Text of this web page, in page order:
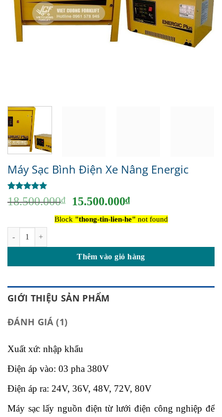
Máy Sạc Bình Điện Xe Nâng Energic
5 trên 5
dựa trên
1
18.500.000₫
Giá
gốc
là:
15.500.000₫Giá
hiện
tại
15.500.000₫.
Block "thong-tin-lien-he" not found
Thêm vào giỏ hàng
GIỚI THIỆU SẢN PHẨM
ĐÁNH GIÁ (1)
Xuất xứ: nhập khẩu
Điện áp vào: 03 pha 380V
Điện áp ra: 24V, 36V, 48V, 72V, 80V
Máy sạc lấy nguồn điện từ lưới điện công nghiệp để